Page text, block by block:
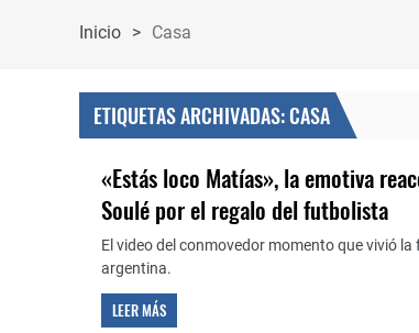
Inicio > Casa
ETIQUETAS ARCHIVADAS: CASA
«Estás loco Matías», la emotiva
Soulé por el regalo del futbolista
El video del conmovedor momento que vivió la
argentina.
LEER MÁS